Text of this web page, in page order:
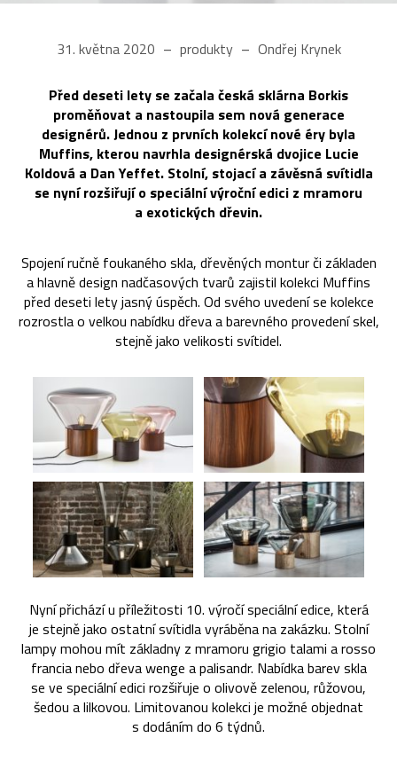
31. května 2020 produkty Ondřej Krynek
Před deseti lety se začala česká sklárna Borkis
proměňovat a nastoupila sem nová generace
designérů. Jednou z prvních kolekcí nové éry byla
Muffins, kterou navrhla designérská dvojice Lucie
Koldová a Dan Yeffet. Stolní, stojací a závěsná svítidla
se nyní rozšiřují o speciální výroční edici z mramoru
a exotických dřevin.
Spojení ručně foukaného skla, dřevěných montur či základen
a hlavně design nadčasových tvarů zajistil kolekci Muffins
před deseti lety jasný úspěch. Od svého uvedení se kolekce
rozrostla o velkou nabídku dřeva a barevného provedení skel,
stejně jako velikosti svítidel.
Nyní přichází u příležitosti 10. výročí speciální edice, která
je stejně jako ostatní svítidla vyráběna na zakázku. Stolní
lampy mohou mít základny z mramoru grigio talami a rosso
francia nebo dřeva wenge a palisandr. Nabídka barev skla
se ve speciální edici rozšiřuje o olivově zelenou, růžovou,
šedou a lilkovou. Limitovanou kolekci je možné objednat
s dodáním do 6 týdnů.